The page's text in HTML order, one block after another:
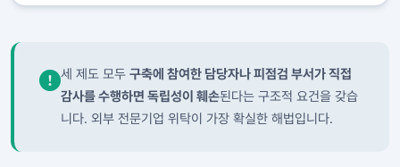
세 제도 모두 구축에 참여한 담당자나 피점검 부서가 직접
감사를 수행하면 독립성이 훼손된다는 구조적 요건을 갖습
니다. 외부 전문기업 위탁이 가장 확실한 해법입니다.